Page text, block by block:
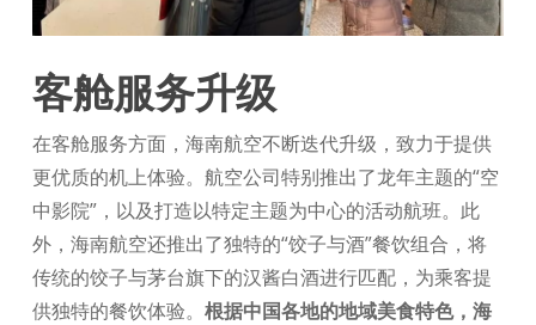
客舱服务升级
在客舱服务方面，海南航空不断迭代升级，致力于提供
更优质的机上体验。航空公司特别推出了龙年主题的“空
中影院”，以及打造以特定主题为中心的活动航班。此
外，海南航空还推出了独特的“饺子与酒”餐饮组合，将
传统的饺子与茅台旗下的汉酱白酒进行匹配，为乘客提
供独特的餐饮体验。 根据中国各地的地域美食特色，海